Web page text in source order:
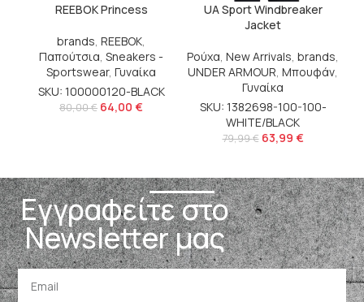
REEBOK Princess
brands, REEBOK,
Παπούτσια, Sneakers -
Sportswear, Γυναίκα
SKU: 100000120-BLACK
80,00€ 64,00 €
UA Sport Windbreaker
Jacket
Ρούχα, New Arrivals, brands,
UNDER ARMOUR, Μπουφάν,
Γυναίκα
SKU: 1382698-100-100-
WHITE/BLACK
79,99€ 63,99 €
Εγγραφείτε στο
Newsletter μας